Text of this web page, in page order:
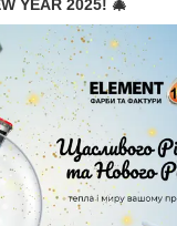
YEAR 2025! 🎄